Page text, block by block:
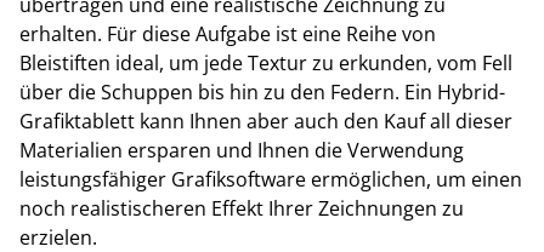
erhalten. Für diese Aufgabe ist eine Reihe von
Bleistiften ideal, um jede Textur zu erkunden, vom Fell
über die Schuppen bis hin zu den Federn. Ein Hybrid-
Grafiktablett kann Ihnen aber auch den Kauf all dieser
Materialien ersparen und Ihnen die Verwendung
leistungsfähiger Grafiksoftware ermöglichen, um einen
noch realistischeren Effekt Ihrer Zeichnungen zu
erzielen.